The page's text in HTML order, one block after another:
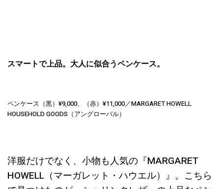
スマートで上品。大人に似合うペンケース。
ペンケース（黒）¥9,000、（赤）¥11,000／MARGARET HOWELL
HOUSEHOLD GOODS（アングローバル）
洋服だけでなく、小物も人気の『MARGARET
HOWELL（マーガレット・ハウエル）』。こちら